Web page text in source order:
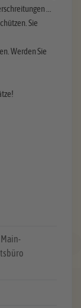
...
Sie
Werden Sie